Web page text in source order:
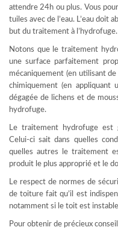
attendre 24h ou plus. Vous
tuiles avec de l’eau. L’eau doit
but du traitement à l’hydrofuge.
Notons que le traitement
une surface parfaitement
mécaniquement (en utilisant
chimiquement (en appliquant
dégagée de lichens et de
hydrofuge.
Le traitement hydrofuge est
Celui-ci sait dans quelles
quelles autres le traitement
produit le plus approprié et le
Le respect de normes de
de toiture fait qu’il est
notamment si le toit est
Pour obtenir de précieux